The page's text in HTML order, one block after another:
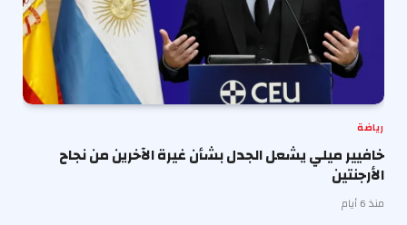
رياضة
خافيير ميلي يشعل الجدل بشأن غيرة الآخرين من نجاح
الأرجنتين
منذ 6 أيام